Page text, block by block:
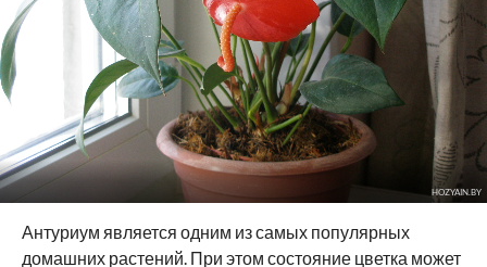
HOZYAIN.BY
Антуриум является одним из самых популярных
домашних растений. При этом состояние цветка может